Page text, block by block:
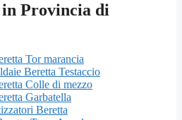
Provincia di
Tor marancia
Beretta Testaccio
Colle di mezzo
Garbatella
Beretta